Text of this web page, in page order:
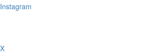
Instagram
X